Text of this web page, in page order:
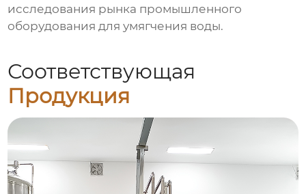
исследования рынка промышленного
оборудования для умягчения воды.
Соответствующая
Продукция